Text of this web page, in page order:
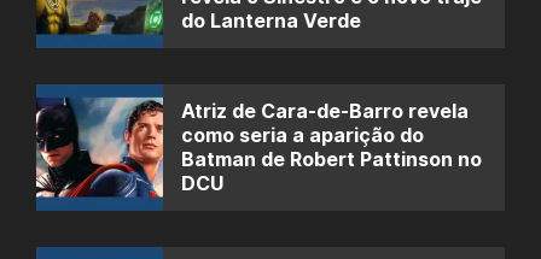
do Lanterna Verde
Atriz de Cara-de-Barro revela
como seria a aparição do
Batman de Robert Pattinson no
DCU